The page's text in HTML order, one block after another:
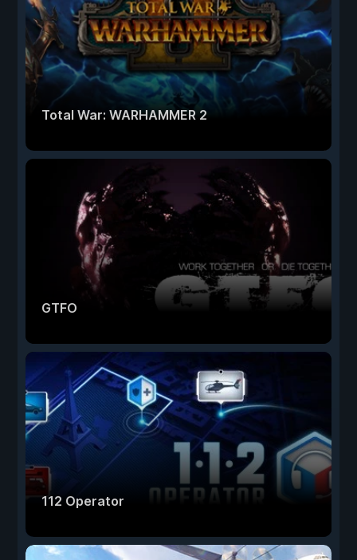
Total War: WARHAMMER 2
GTFO
112 Operator